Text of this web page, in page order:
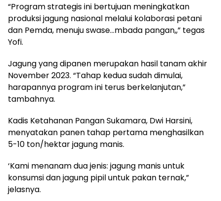
“Program strategis ini bertujuan meningkatkan
produksi jagung nasional melalui kolaborasi petani
dan Pemda, menuju swase…mbada pangan,,” tegas
Yofi.
Jagung yang dipanen merupakan hasil tanam akhir
November 2023. “Tahap kedua sudah dimulai,
harapannya program ini terus berkelanjutan,”
tambahnya.
Kadis Ketahanan Pangan Sukamara, Dwi Harsini,
menyatakan panen tahap pertama menghasilkan
5-10 ton/hektar jagung manis.
‘Kami menanam dua jenis: jagung manis untuk
konsumsi dan jagung pipil untuk pakan ternak,”
jelasnya.